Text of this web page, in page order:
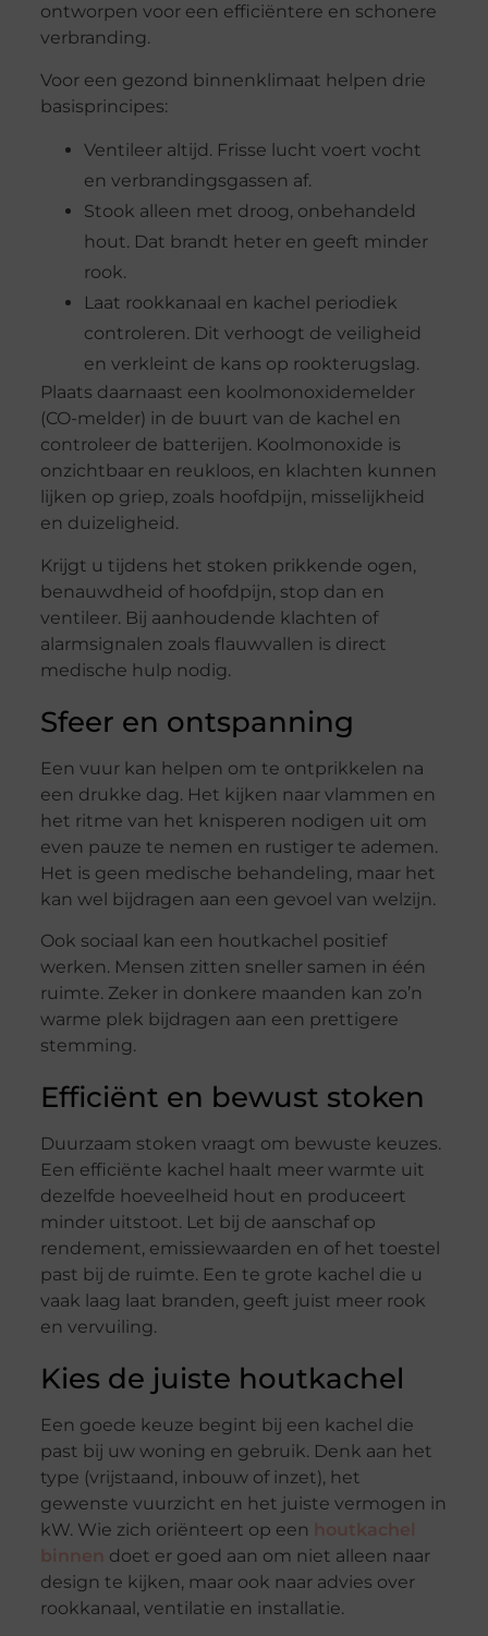
ontworpen voor een efficiëntere en schonere
verbranding.
Voor een gezond binnenklimaat helpen drie
basisprincipes:
Ventileer altijd. Frisse lucht voert vocht
en verbrandingsgassen af.
Stook alleen met droog, onbehandeld
hout. Dat brandt heter en geeft minder
rook.
Laat rookkanaal en kachel periodiek
controleren. Dit verhoogt de veiligheid
en verkleint de kans op rookterugslag.
Plaats daarnaast een koolmonoxidemelder
(CO-melder) in de buurt van de kachel en
controleer de batterijen. Koolmonoxide is
onzichtbaar en reukloos, en klachten kunnen
lijken op griep, zoals hoofdpijn, misselijkheid
en duizeligheid.
Krijgt u tijdens het stoken prikkende ogen,
benauwdheid of hoofdpijn, stop dan en
ventileer. Bij aanhoudende klachten of
alarmsignalen zoals flauwvallen is direct
medische hulp nodig.
Sfeer en ontspanning
Een vuur kan helpen om te ontprikkelen na
een drukke dag. Het kijken naar vlammen en
het ritme van het knisperen nodigen uit om
even pauze te nemen en rustiger te ademen.
Het is geen medische behandeling, maar het
kan wel bijdragen aan een gevoel van welzijn.
Ook sociaal kan een houtkachel positief
werken. Mensen zitten sneller samen in één
ruimte. Zeker in donkere maanden kan zo’n
warme plek bijdragen aan een prettigere
stemming.
Efficiënt en bewust stoken
Duurzaam stoken vraagt om bewuste keuzes.
Een efficiënte kachel haalt meer warmte uit
dezelfde hoeveelheid hout en produceert
minder uitstoot. Let bij de aanschaf op
rendement, emissiewaarden en of het toestel
past bij de ruimte. Een te grote kachel die u
vaak laag laat branden, geeft juist meer rook
en vervuiling.
Kies de juiste houtkachel
Een goede keuze begint bij een kachel die
past bij uw woning en gebruik. Denk aan het
type (vrijstaand, inbouw of inzet), het
gewenste vuurzicht en het juiste vermogen in
kW. Wie zich oriënteert op een houtkachel
binnen doet er goed aan om niet alleen naar
design te kijken, maar ook naar advies over
rookkanaal, ventilatie en installatie.